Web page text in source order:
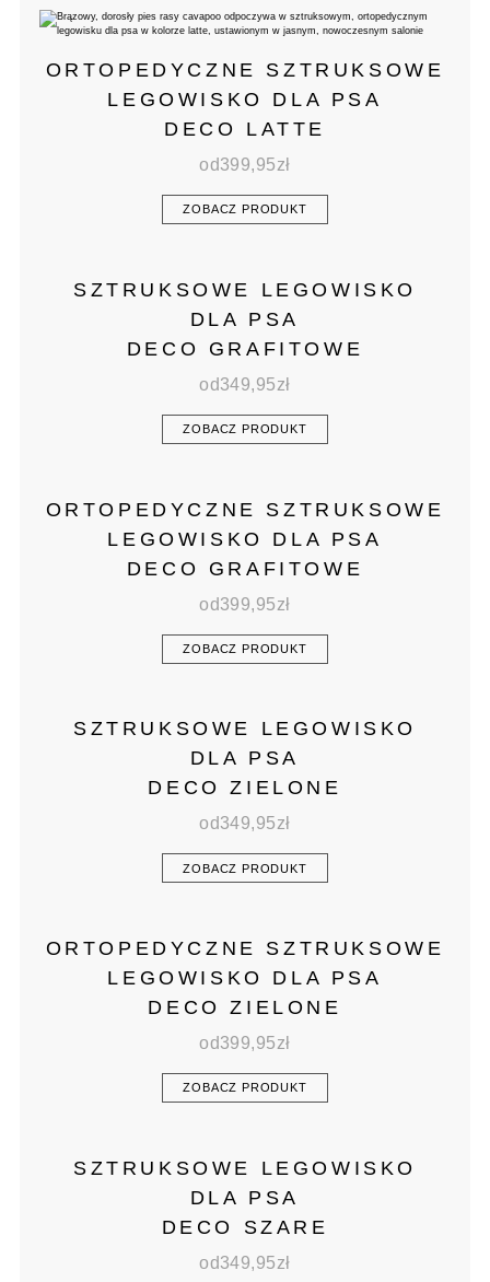
ORTOPEDYCZNE SZTRUKSOWE
LEGOWISKO DLA PSA
DECO LATTE
od399,95zł
ZOBACZ PRODUKT
SZTRUKSOWE LEGOWISKO
DLA PSA
DECO GRAFITOWE
od349,95zł
ZOBACZ PRODUKT
ORTOPEDYCZNE SZTRUKSOWE
LEGOWISKO DLA PSA
DECO GRAFITOWE
od399,95zł
ZOBACZ PRODUKT
SZTRUKSOWE LEGOWISKO
DLA PSA
DECO ZIELONE
od349,95zł
ZOBACZ PRODUKT
ORTOPEDYCZNE SZTRUKSOWE
LEGOWISKO DLA PSA
DECO ZIELONE
od399,95zł
ZOBACZ PRODUKT
SZTRUKSOWE LEGOWISKO
DLA PSA
DECO SZARE
od349,95zł